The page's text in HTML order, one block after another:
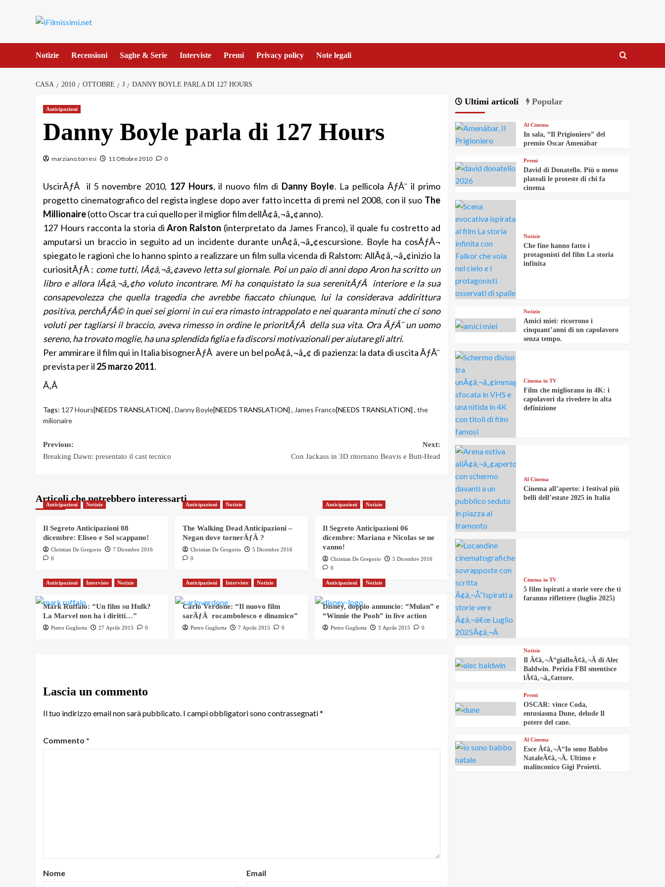
Notizie Recensioni Saghe & Serie Interviste Premi Privacy policy Note legali
CASA 2010 OTTOBRE J DANNY BOYLE PARLA DI 127 HOURS
Anticipazioni
Danny Boyle parla di 127 Hours
marziano.torresi 11 Ottobre 2010 0
UscirÃƒÂ il 5 novembre 2010, 127 Hours, il nuovo film di Danny Boyle. La pellicola ÃƒÂ¨ il primo
progetto cinematografico del regista inglese dopo aver fatto incetta di premi nel 2008, con il suo The
Millionaire(otto Oscar tra cui quello per il miglior film dellÃ¢â‚¬â„¢anno).
127 Hours racconta la storia diAron Ralston (interpretato da James Franco), il quale fu costretto ad
amputarsi un braccio in seguito ad un incidente durante unÃ¢â‚¬â„¢escursione. Boyle ha cosÃƒÂ¬
spiegato le ragioni che lo hanno spinto a realizzare un film sulla vicenda di Ralstom: AllÃ¢â‚¬â„¢inizio la
curiositÃƒÂ : come tutti, lÃ¢â‚¬â„¢avevo letta sul giornale. Poi un paio di anni dopo Aron ha scritto un
libro e allora lÃ¢â‚¬â„¢ho voluto incontrare. Mi ha conquistato la sua serenitÃƒÂ interiore e la sua
consapevolezza che quella tragedia che avrebbe fiaccato chiunque, lui la considerava addirittura
positiva, perchÃƒÂ© in quei sei giorni in cui era rimasto intrappolato e nei quaranta minuti che ci sono
voluti per tagliarsi il braccio, aveva rimesso in ordine le prioritÃƒÂ della sua vita. Ora ÃƒÂ¨ un uomo
sereno, ha trovato moglie, ha una splendida figlia e fa discorsi motivazionali per aiutare gli altri.
Per ammirare il film qui in Italia bisognerÃƒÂ avere un bel poÃ¢â‚¬â„¢ di pazienza: la data di uscita ÃƒÂ¨
prevista per il 25 marzo 2011.
Ã‚Â
Tags: 127 Hours[NEEDS TRANSLATION] , Danny Boyle[NEEDS TRANSLATION] , James Franco[NEEDS TRANSLATION] , the
milionaire
Post
Previous:
Breaking Dawn: presentato il cast tecnico
Next:
Con Jackass in 3D ritornano Beavis e Butt-Head
Articoli che potrebbero interessarti
Anticipazioni Notizie
Il Segreto Anticipazioni 08
dicembre: Eliseo e Sol scappano!
Christian De Gregorio
7 Dicembre 2016
0
Anticipazioni Notizie
The Walking Dead Anticipazioni –
Negan dove tornerÃƒÂ ?
Christian De Gregorio
5 Dicembre 2016
0
Anticipazioni Notizie
Il Segreto Anticipazioni 06
dicembre: Mariana e Nicolas se ne
vanno!
Christian De Gregorio
5 Dicembre 2016
0
Anticipazioni Interviste Notizie
Mark Ruffalo: “Un film su Hulk?
La Marvel non ha i diritti…”
Pietro Gugliotta 27 Aprile 2015 0
Anticipazioni Interviste Notizie
Carlo Verdone: “Il nuovo film
sarÃƒÂ rocambolesco e dinamico”
Pietro Gugliotta 7 Aprile 2015 0
Anticipazioni Notizie
Disney, doppio annuncio: “Mulan” e
“Winnie the Pooh” in live action
Pietro Gugliotta 3 Aprile 2015 0
Lascia un commento
Il tuo indirizzo email non sarà pubblicato. I campi obbligatori sono contrassegnati*
Commento *
Nome Email
Ultimi articoli Popular
Al Cinema
In sala, “Il Prigioniero” del
premio Oscar Amenàbar
Premi
David di Donatello. Più o meno
plateali le proteste di chi fa
cinema
Notizie
Che fine hanno fatto i
protagonisti del film La storia
infinita
Notizie
Amici miei: ricorrono i
cinquant’anni di un capolavoro
senza tempo.
Cinema in TV
Film che migliorano in 4K: i
capolavori da rivedere in alta
definizione
Al Cinema
Cinema all’aperto: i festival più
belli dell’estate 2025 in Italia
Cinema in TV
5 film ispirati a storie vere che ti
faranno riflettere (luglio 2025)
Notizie
Il Ã¢â‚¬Å“gialloÃ¢â‚¬Â di Alec
Baldwin. Perizia FBI smentisce
lÃ¢â‚¬â„¢attore.
Premi
OSCAR: vince Coda,
entusiasma Dune, delude Il
potere del cane.
Al Cinema
Esce Ã¢â‚¬Å“Io sono Babbo
NataleÃ¢â‚¬Â. Ultimo e
malinconico Gigi Proietti.